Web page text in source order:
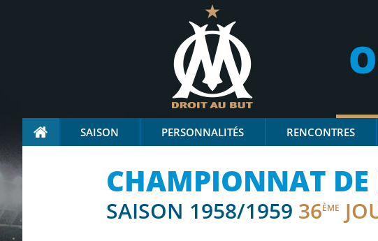
SAISON PERSONNALITÉS RENCONTRES
CHAMPIONNAT
SAISON 1958/1959 36ÈME